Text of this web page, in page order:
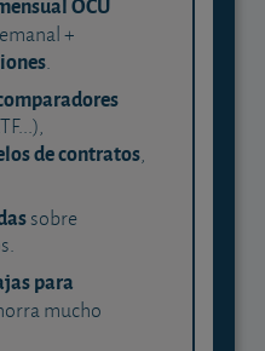
+
.
de contratos,
sobre
para
mucho